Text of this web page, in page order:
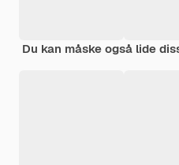
Du kan måske også lide